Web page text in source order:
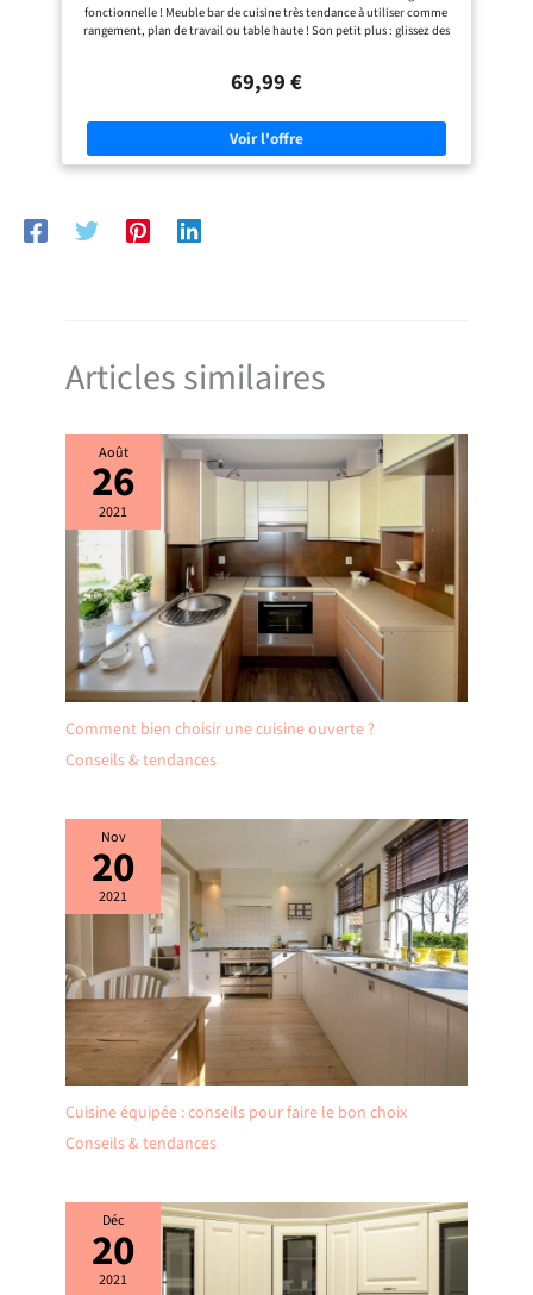
fonctionnelle ! Meuble bar de cuisine très tendance à utiliser comme
rangement, plan de travail ou table haute ! Son petit plus : glissez des
Dimensions de la table de bar îlot : Longueur 113 cm x largeur 60 cm x
69,99 €
Articles similaires
Août
26
2021
Comment bien choisir une cuisine ouverte ?
Conseils & tendances
Nov
20
2021
Cuisine équipée : conseils pour faire le bon choix
Conseils & tendances
Déc
20
2021